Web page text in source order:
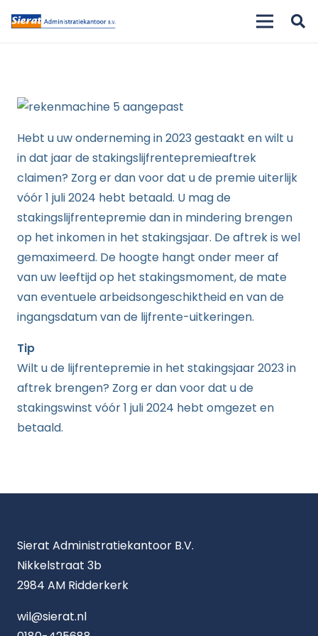
Hebt u uw onderneming in 2023 gestaakt en wilt u
in dat jaar de stakingslijfrentepremieaftrek
claimen? Zorg er dan voor dat u de premie uiterlijk
vóór 1 juli 2024 hebt betaald. U mag de
stakingslijfrentepremie dan in mindering brengen
op het inkomen in het stakingsjaar. De aftrek is wel
gemaximeerd. De hoogte hangt onder meer af
van uw leeftijd op het stakingsmoment, de mate
van eventuele arbeidsongeschiktheid en van de
ingangsdatum van de lijfrente-uitkeringen.
Tip
Wilt u de lijfrentepremie in het stakingsjaar 2023 in
aftrek brengen? Zorg er dan voor dat u de
stakingswinst vóór 1 juli 2024 hebt omgezet en
betaald.
Sierat Administratiekantoor B.V.
Nikkelstraat 3b
2984 AM Ridderkerk
wil@sierat.nl